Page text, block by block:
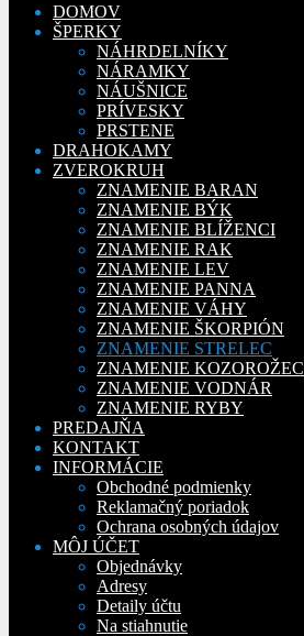
DOMOV
ŠPERKY
NÁHRDELNÍKY
NÁRAMKY
NÁUŠNICE
PRÍVESKY
PRSTENE
DRAHOKAMY
ZVEROKRUH
ZNAMENIE BARAN
ZNAMENIE BÝK
ZNAMENIE BLÍŽENCI
ZNAMENIE RAK
ZNAMENIE LEV
ZNAMENIE PANNA
ZNAMENIE VÁHY
ZNAMENIE ŠKORPIÓN
ZNAMENIE STRELEC
ZNAMENIE KOZOROŽEC
ZNAMENIE VODNÁR
ZNAMENIE RYBY
PREDAJŇA
KONTAKT
INFORMÁCIE
Obchodné podmienky
Reklamačný poriadok
Ochrana osobných údajov
MÔJ ÚČET
Objednávky
Adresy
Detaily účtu
Na stiahnutie